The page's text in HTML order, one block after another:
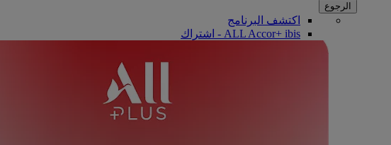
الرجوع
اكتشف البرنامج
ALL Accor+ ibis - اشتراك